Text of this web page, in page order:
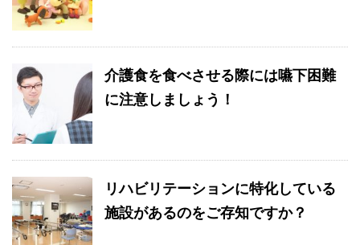
介護食を食べさせる際には嚥下困難
に注意しましょう！
リハビリテーションに特化している
施設があるのをご存知ですか？